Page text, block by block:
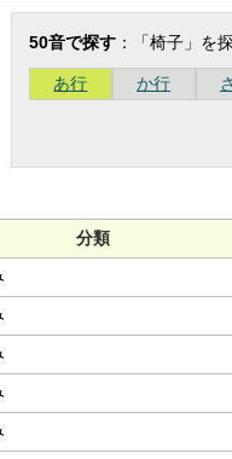
50音で探す ：「椅子」を
あ行 か行
分類